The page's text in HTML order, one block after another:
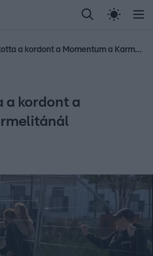
Randi Celeb vagyok,
Most Wanted Gallusz
Ismét lebontotta a kordont a Momentum a Karmelitánál
a kordont a